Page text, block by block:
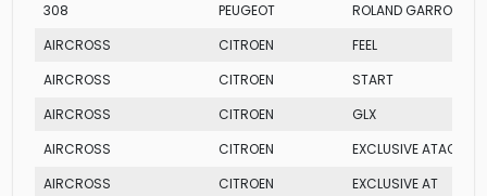
308
PEUGEOT
ROLAND GARROS
AIRCROSS
CITROEN
FEEL
AIRCROSS
CITROEN
START
AIRCROSS
CITROEN
GLX
AIRCROSS
CITROEN
EXCLUSIVE
AIRCROSS
CITROEN
EXCLUSIVE AT